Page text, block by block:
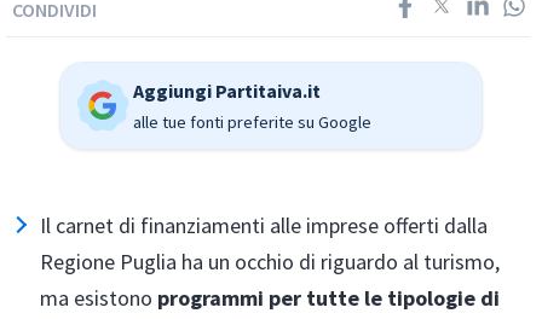
CONDIVIDI
Aggiungi Partitaiva.it
alle tue fonti preferite su Google
Il carnet di finanziamenti alle imprese offerti dalla
Regione Puglia ha un occhio di riguardo al turismo,
ma esistono programmi per tutte le tipologie di